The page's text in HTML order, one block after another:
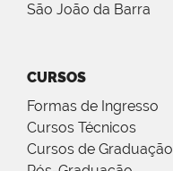
São João da Barra
CURSOS
Formas de Ingresso
Cursos Técnicos
Cursos de Graduação